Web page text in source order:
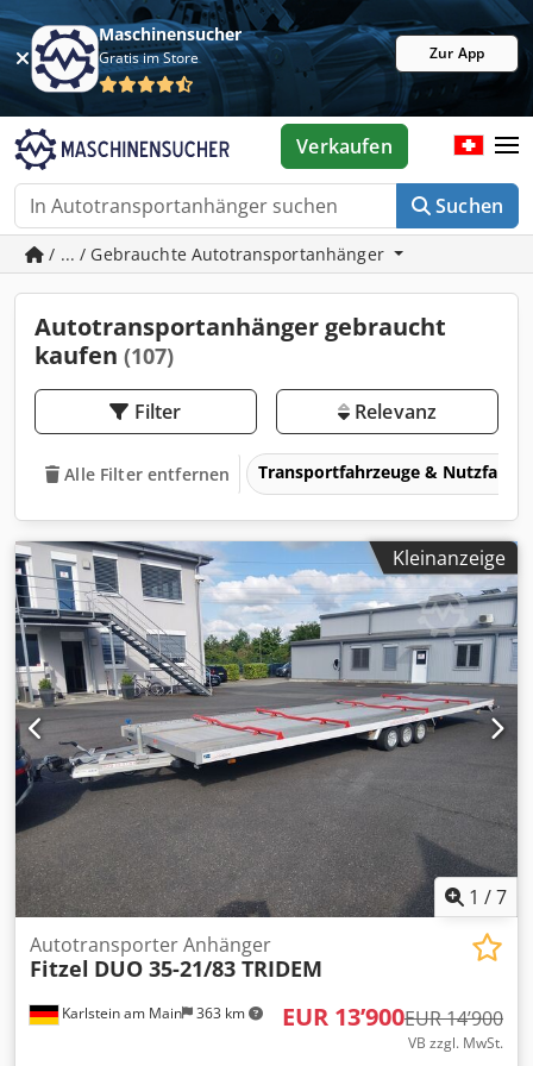
Maschinensucher
Gratis im Store Zur App
Suchen
Verkaufen
/ ... / Gebrauchte Autotransportanhänger
Autotransportanhänger gebraucht
kaufen (107)
Filter Relevanz
Alle Filter entfernen Transportfahrzeuge &
Kleinanzeige
1 /7
Karlstein am Main 363 km
Autotransporter Anhänger
Fitzel DUO 35-21/83 TRIDEM
EUR 13’900EUR 14’900
VB zzgl. MwSt.